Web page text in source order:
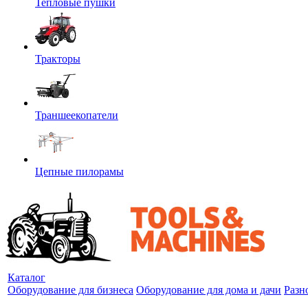
Тепловые пушки
Тракторы
Траншеекопатели
Цепные пилорамы
Каталог
Оборудование для бизнеса Оборудование для дома и дачи